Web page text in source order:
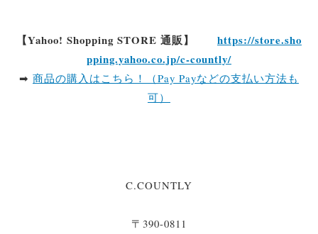
【Yahoo! Shopping STORE 通販】 https://store.sho
pping.yahoo.co.jp/c-countly/
➡ 商品の購入はこちら！（Pay Payなどの支払い方法も
可）
C.COUNTLY
〒390-0811